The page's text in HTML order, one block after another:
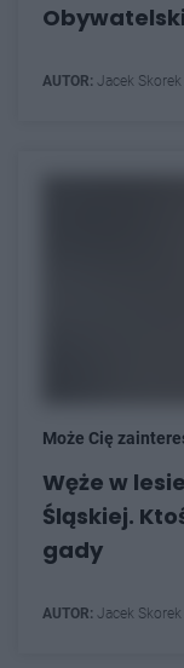
AUTOR: Jacek Skorek
Może Cię
Węże w
Śląskiej.
gady
AUTOR: Jacek Skorek